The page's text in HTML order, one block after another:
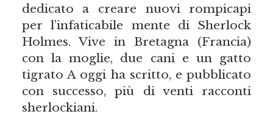
dedicato a creare nuovi rompicapi
per l’infaticabile mente di Sherlock
Holmes. Vive in Bretagna (Francia)
con la moglie, due cani e un gatto
tigrato A oggi ha scritto, e pubblicato
con successo, più di venti racconti
sherlockiani.